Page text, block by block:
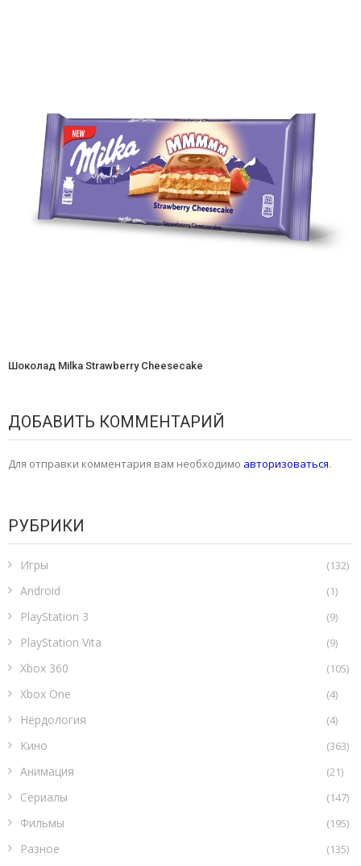
Шоколад Milka Strawberry Cheesecake
ДОБАВИТЬ КОММЕНТАРИЙ
Для отправки комментария вам необходимо авторизоваться.
РУБРИКИ
Игры (132)
Android (1)
PlayStation 3 (9)
PlayStation Vita (9)
Xbox 360 (105)
Xbox One (4)
Нёрдология (4)
Кино (363)
Анимация (21)
Сериалы (147)
Фильмы (195)
Разное (135)